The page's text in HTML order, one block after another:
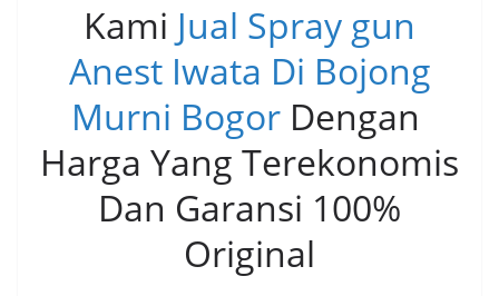
Kami Jual Spray gun
Anest Iwata Di Bojong
Murni BogorDengan
Harga Yang Terekonomis
Dan Garansi 100%
Original